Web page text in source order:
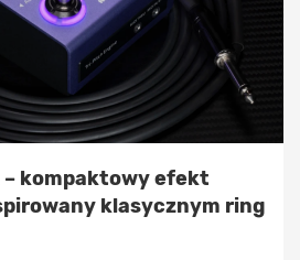
– kompaktowy efekt
klasycznym ring